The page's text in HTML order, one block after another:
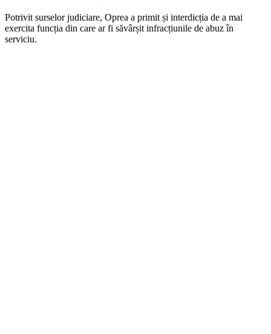
Potrivit surselor judiciare, Oprea a primit și interdicția de a mai
exercita funcția din care ar fi săvârșit infracțiunile de abuz în
serviciu.